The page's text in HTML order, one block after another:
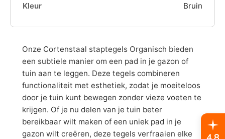
Kleur Bruin
Onze Cortenstaal staptegels Organisch bieden
een subtiele manier om een pad in je gazon of
tuin aan te leggen. Deze tegels combineren
functionaliteit met esthetiek, zodat je moeiteloos
door je tuin kunt bewegen zonder vieze voeten te
krijgen. Of je nu delen van je tuin beter
bereikbaar wilt maken of een uniek pad in je
gazon wilt creëren, deze tegels verfraaien elke